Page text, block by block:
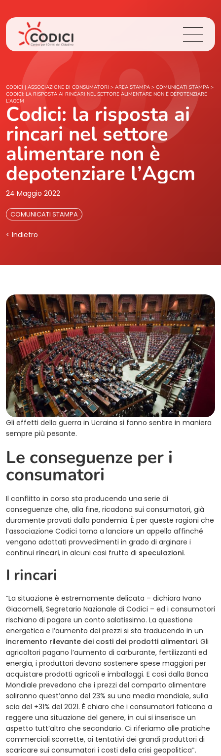
Chi Siamo
Cosa Facciamo
Area Stampa
Contatti
CODICI | ASSOCIAZIONE DI CONSUMATORI > AREA STAMPA > COMUNICATI STAMPA >
CODICI: LA RISPOSTA AI RINCARI NEL SETTORE ALIMENTARE NON È DEPOTENZIARE
L’AGCM
Codici: la risposta ai
rincari nel settore
alimentare non è
depotenziare l’Agcm
24 Maggio 2022
COMUNICATI STAMPA
< Indietro
Gli effetti della guerra in Ucraina si fanno sentire in maniera
sempre più pesante.
Le conseguenze per i
consumatori
Il conflitto in corso sta producendo una serie di
conseguenze che, alla fine, ricadono sui consumatori, già
duramente provati dalla pandemia. È per queste ragioni che
l’associazione Codici torna a lanciare un appello affinché
vengano adottati provvedimenti in grado di arginare i
continui rincari, in alcuni casi frutto di speculazioni.
I rincari
“La situazione è estremamente delicata – dichiara Ivano
Giacomelli, Segretario Nazionale di Codici – ed i consumatori
rischiano di pagare un conto salatissimo. La questione
energetica e l’aumento dei prezzi si sta traducendo in un
incremento rilevante dei costi dei prodotti alimentari. Gli
agricoltori pagano l’aumento di carburante, fertilizzanti ed
energia, i produttori devono sostenere spese maggiori per
acquistare prodotti agricoli e imballaggi. E così dalla Banca
Mondiale prevedono che i prezzi del comparto alimentare
saliranno quest’anno del 23% su una media mondiale, sulla
scia del +31% del 2021. È chiaro che i consumatori faticano a
reggere una situazione del genere, in cui si inserisce un
aspetto tutt’altro che secondario. Ci riferiamo alle pratiche
commerciali scorrette, ai tentativi dei grandi produttori di
scaricare sui consumatori i costi della crisi geopolitica”.